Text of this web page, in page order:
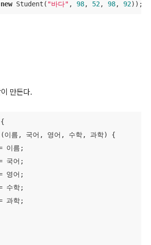
new Student( "바다" , 98, 52, 98, 92));
만든다.
{
(이름, 국어, 영어, 수학, 과학) {
이름;
국어;
영어;
수학;
과학;